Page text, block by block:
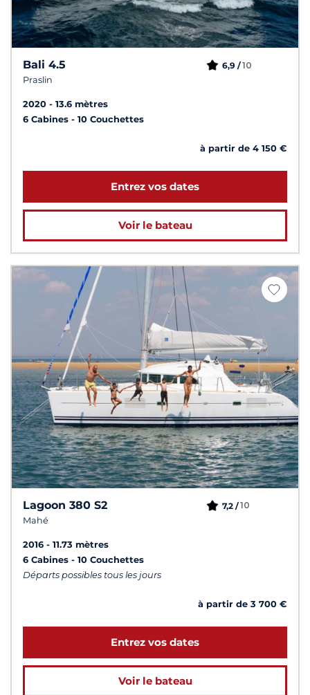
Bali 4.5
Praslin
6,9 /10
2020
13.6 mètres
6 Cabines
10 Couchettes
à partir de 4 150 €
Entrez vos dates
Voir le bateau
Lagoon 380 S2
Mahé
7,2 /10
2016
11.73 mètres
6 Cabines
10 Couchettes
Départs possibles tous les jours
à partir de 3 700 €
Entrez vos dates
Voir le bateau